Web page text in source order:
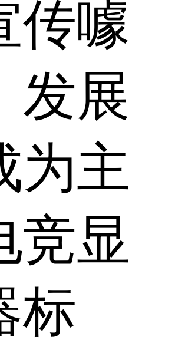
传噱
发展
为主
竞显
标